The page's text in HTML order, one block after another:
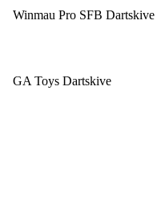
Winmau Pro SFB Dartskive
GA Toys Dartskive